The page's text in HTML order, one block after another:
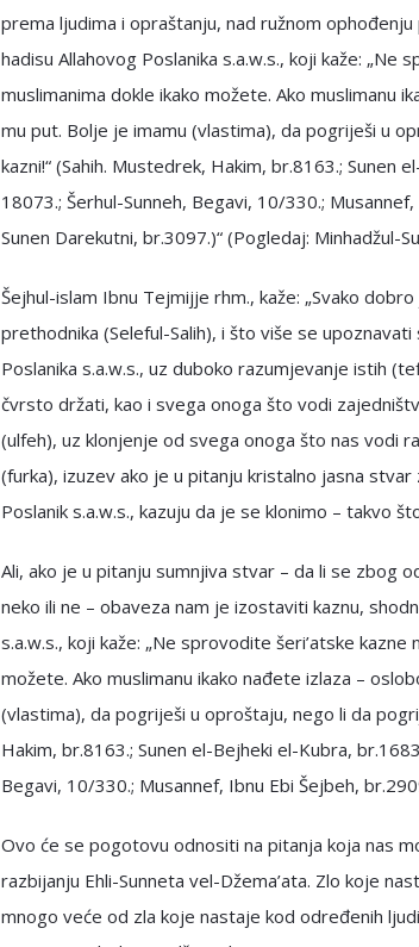
prema ljudima i opraštanju, nad ružnom
hadisu Allahovog Poslanika s.a.w.s., koji kaže: „Ne
muslimanima dokle ikako možete. Ako muslimanu
mu put. Bolje je imamu (vlastima), da pogriješi u
kazni!“ (Sahih. Mustedrek, Hakim, br.8163.; Sunen
18073.; Šerhul-Sunneh, Begavi, 10/330.;
Sunen Darekutni, br.3097.)“ (Pogledaj: Minhadžul-
Šejhul-islam Ibnu Tejmijje rhm., kaže: „Svako
prethodnika (Seleful-Salih), i što više se
Poslanika s.a.w.s., uz duboko razumjevanje istih
čvrsto držati, kao i svega onoga što vodi
(ulfeh), uz klonjenje od svega onoga što nas vodi
(furka), izuzev ako je u pitanju kristalno jasna stvar
Poslanik s.a.w.s., kazuju da je se klonimo – takvo
Ali, ako je u pitanju sumnjiva stvar – da li se zbog
neko ili ne – obaveza nam je izostaviti kaznu,
s.a.w.s., koji kaže: „Ne sprovodite šeri’atske kazne
možete. Ako muslimanu ikako nađete izlaza –
(vlastima), da pogriješi u oproštaju, nego li da
Hakim, br.8163.; Sunen el-Bejheki el-Kubra,
Begavi, 10/330.; Musannef, Ibnu Ebi Šejbeh,
Ovo će se pogotovu odnositi na pitanja koja nas
razbijanju Ehli-Sunneta vel-Džema’ata. Zlo koje
mnogo veće od zla koje nastaje kod određenih